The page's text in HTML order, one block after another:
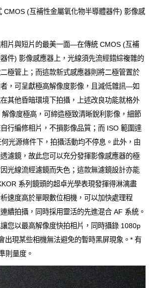
CMOS (互補性金屬氧化物半導體器件) 影像感
片與短片的最美一面—在傳統 CMOS (互補
件) 影像感應器上，光線須先流經錯綜複雜的
極管上；而這款新式感應器則將二極管置於
，可呈獻極高解像度影像，且減低雜訊—如
其他昏暗環境下拍攝，上述改良功能就格外
像度極高，可締造極致清晰銳利影像，細節
行編修相片，不損影像品質；而 ISO 範圍達
光源條件下，拍攝活動均不停息。此外，由
濾鏡，故此您可以充分發揮影像感應器的極
光線流經濾鏡而失色；這款無濾鏡設計亦能
系列鏡頭的超卓光學表現發揮得淋漓盡
速度高於單眼數位相機，可以加快處理程
續拍攝，同時採用靈活的先進混合 AF 系統。
您以最高解像度快拍相片，同時攝錄 1080p
出現某些相機無法避免的暫時黑屏現象。* 有
則量度。